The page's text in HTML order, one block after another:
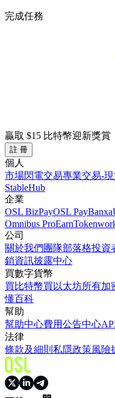
完成任務
贏取 $15 比特幣迎新獎賞
註 冊
個人
市場閃電交易專業交易-
StableHub
企業
OSL BizPayOSL PayBanxa
Omnibus ProEarn
公司
關於我們 團隊部落格投資
銷資訊披露中心
買數字貨幣
買比特幣買以太坊所有加
懂百科
幫助
幫助中心費用公告中心
法律
條款及細則 私隱政策風險